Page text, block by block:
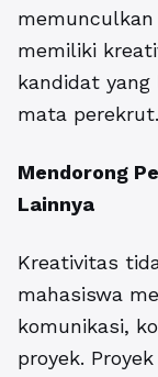
memunculkan
memiliki
kandidat
mata perekrut.
Mendorong
Lainnya
Kreativitas
mahasiswa
komunikasi,
proyek.